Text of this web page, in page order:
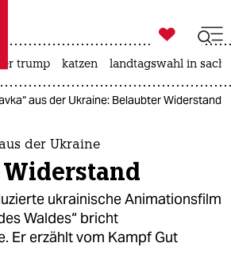
taz zahl ich
zahl ich

taz zahl ich
trump katzen landtagswahl in
aus der Ukraine: Belaubter Widerstand
der Ukraine
ukrainische Animationsfilm
Waldes“ bricht
Er erzählt vom Kampf Gut